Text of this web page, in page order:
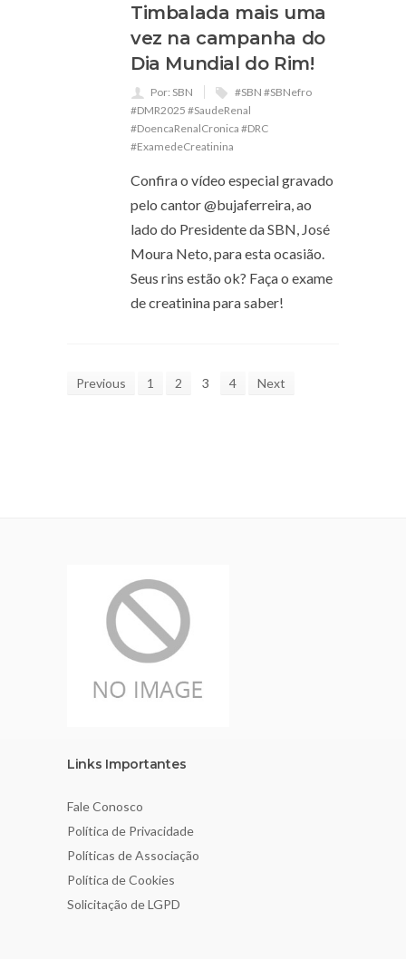
Timbalada mais uma
vez na campanha do
Dia Mundial do Rim!
Por: SBN
#SBN #SBNefro
#DMR2025 #SaudeRenal
#DoencaRenalCronica #DRC
#ExamedeCreatinina
Confira o vídeo especial gravado
pelo cantor @‌bujaferreira, ao
lado do Presidente da SBN, José
Moura Neto, para esta ocasião.
Seus rins estão ok? Faça o exame
de creatinina para saber!
Previous 1 2 3 4 Next
Links Importantes
Fale Conosco
Política de Privacidade
Políticas de Associação
Política de Cookies
Solicitação de LGPD